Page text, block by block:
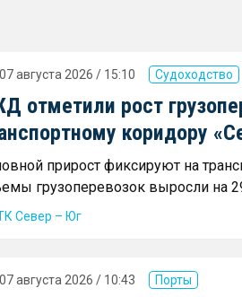
07 августа 2026 / 15:10 Судоходство
отметили рост
коридору
прирост фиксируют на
грузоперевозок выросли на
Север – Юг
07 августа 2026 / 10:43 Порты